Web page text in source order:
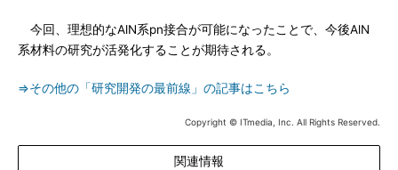
今回、理想的なAlN系pn接合が可能になったことで、今後AlN
系材料の研究が活発化することが期待される。
⇒その他の「研究開発の最前線」の記事はこちら
Copyright © ITmedia, Inc. All Rights Reserved.
関連情報